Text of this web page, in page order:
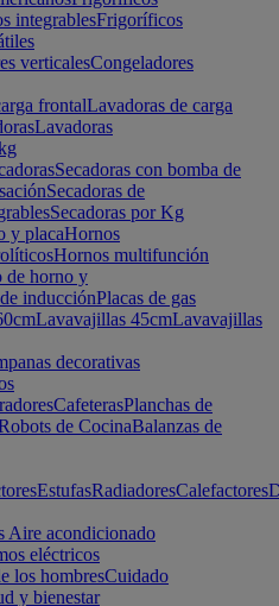
integrablesFrigoríficos
verticalesCongeladores
frontalLavadoras de carga
Lavadoras
Secadoras con bomba de
Secadoras de
Secadoras por Kg
y placaHornos
Hornos multifunción
de horno y
inducciónPlacas de gas
Lavavajillas 45cmLavavajillas
decorativas
CafeterasPlanchas de
de CocinaBalanzas de
EstufasRadiadoresCalefactores
Aire acondicionado
eléctricos
los hombresCuidado
y bienestar